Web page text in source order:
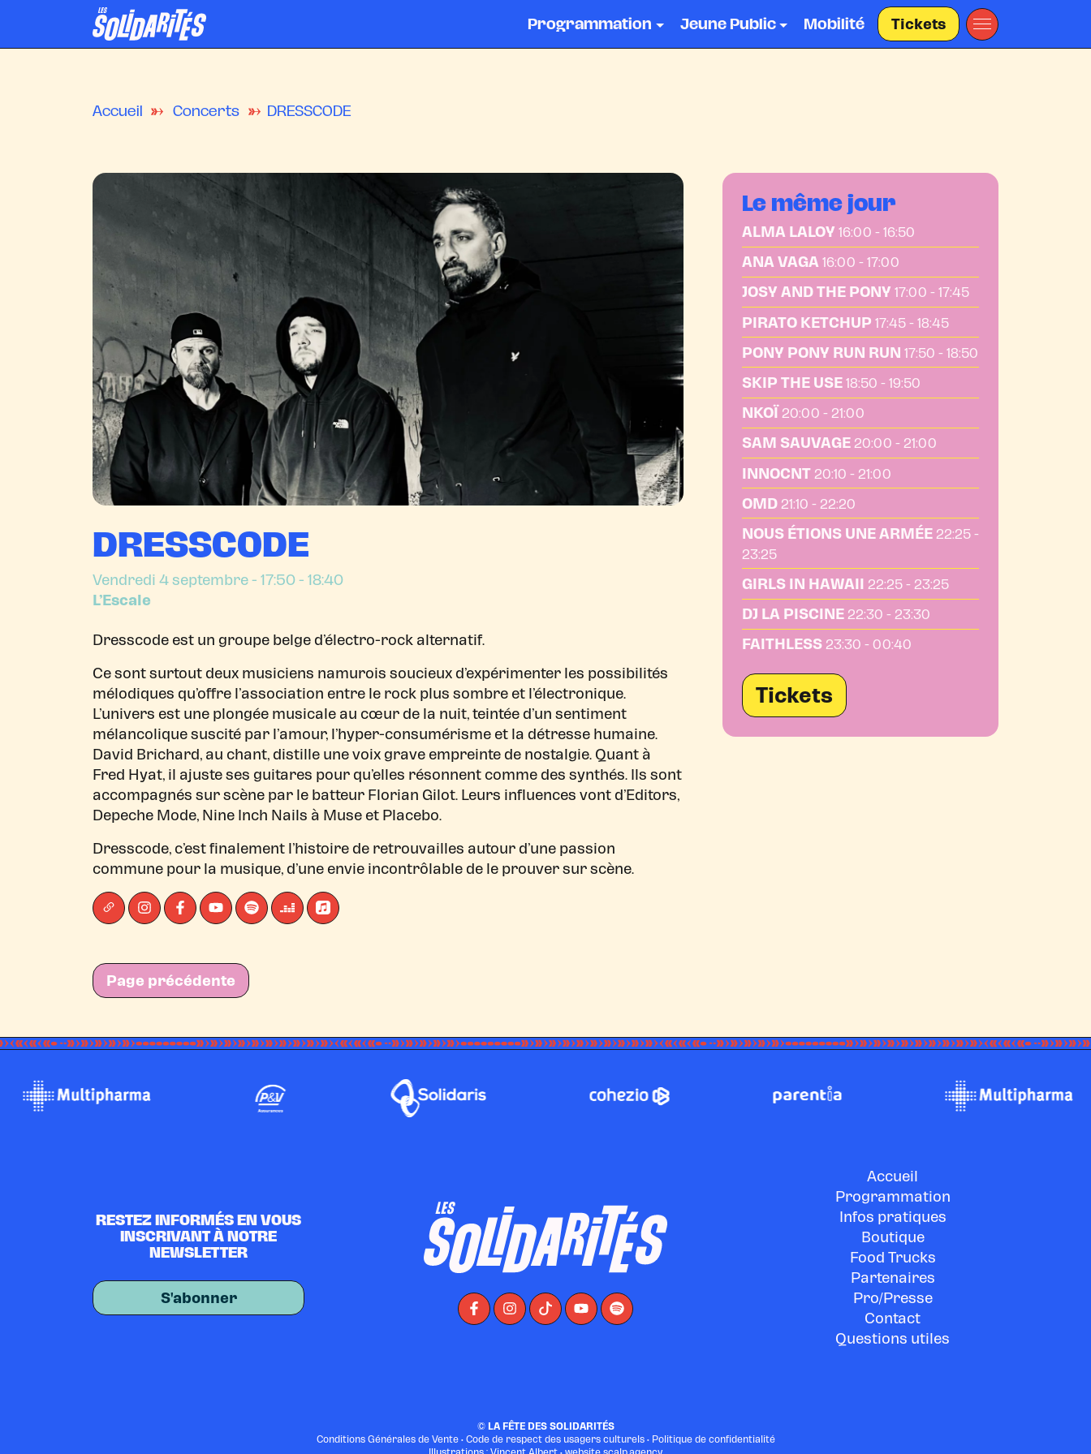
Programmation Jeune Public Mobilité Tickets
Accueil Concerts DRESSCODE
DRESSCODE
Vendredi 4 septembre- 17:50 - 18:40
L’Escale
Dresscode est un groupe belge d’électro-rock alternatif.
Ce sont surtout deux musiciens namurois soucieux d’expérimenter les possibilités
mélodiques qu’offre l’association entre le rock plus sombre et l’électronique.
L’univers est une plongée musicale au cœur de la nuit, teintée d’un sentiment
mélancolique suscité par l’amour, l’hyper-consumérisme et la détresse humaine.
David Brichard, au chant, distille une voix grave empreinte de nostalgie. Quant à
Fred Hyat, il ajuste ses guitares pour qu’elles résonnent comme des synthés. Ils sont
accompagnés sur scène par le batteur Florian Gilot. Leurs influences vont d’Editors,
Depeche Mode, Nine Inch Nails à Muse et Placebo.
Dresscode, c’est finalement l’histoire de retrouvailles autour d’une passion
commune pour la musique, d’une envie incontrôlable de le prouver sur scène.
Le même jour
ALMA LALOY16:00 - 16:50
ANA VAGA16:00 - 17:00
JOSY AND THE PONY17:00 - 17:45
PIRATO KETCHUP17:45 - 18:45
PONY PONY RUN RUN17:50 - 18:50
SKIP THE USE18:50 - 19:50
NKOÏ20:00 - 21:00
SAM SAUVAGE20:00 - 21:00
INNOCNT20:10 - 21:00
OMD21:10 - 22:20
NOUS ÉTIONS UNE ARMÉE22:25 -
23:25
GIRLS IN HAWAII22:25 - 23:25
DJ LA PISCINE22:30 - 23:30
FAITHLESS23:30 - 00:40
Tickets
Page précédente
RESTEZ INFORMÉS EN VOUS
INSCRIVANT À NOTRE
NEWSLETTER
S'abonner
Accueil
Programmation
Infos pratiques
Boutique
Food Trucks
Partenaires
Pro/Presse
Contact
Questions utiles
©LA FÊTE DES SOLIDARITÉS
Conditions Générales de Vente•Code de respect des usagers culturels•Politique de confidentialité